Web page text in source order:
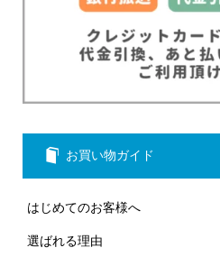
お買い物ガイド
はじめてのお客様へ
選ばれる理由